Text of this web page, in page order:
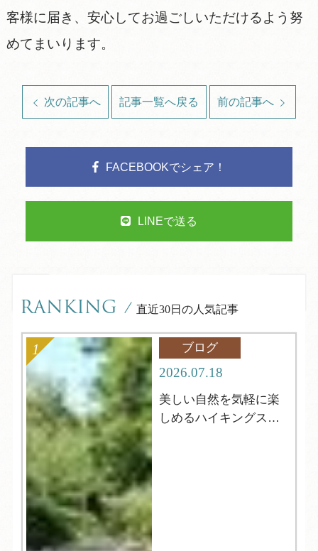
客様に届き、安心してお過ごしいただけるよう努
めてまいります。
次の記事へ 記事一覧へ戻る 前の記事へ
FACEBOOKでシェア！
LINEで送る
RANKING / 直近30日の人気記事
ブログ
2026.07.18
美しい自然を気軽に楽
しめるハイキングスポ